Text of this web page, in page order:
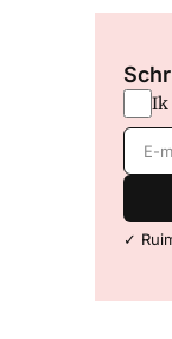
Ik
E-mail
✓